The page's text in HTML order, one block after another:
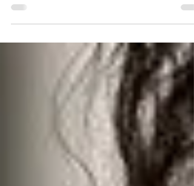
sağlığı ve güvenliği konularının Milli Eğitim
küçük yaşta oluşturmayı hedeflediklerini
bunun Türkiye'nin geleceğine yapılan uzun
bir yatırım olduğunu söyledi. Çalışma ve Sosyal
Güvenlik Bakanlığı İş Sağlığı ve Güvenliği Genel
Müdür Vekili Erhan Taylan, iş sağlığı v